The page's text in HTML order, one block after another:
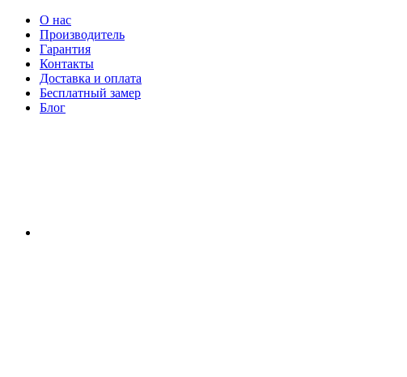
О нас
Производитель
Гарантия
Контакты
Доставка и оплата
Бесплатный замер
Блог